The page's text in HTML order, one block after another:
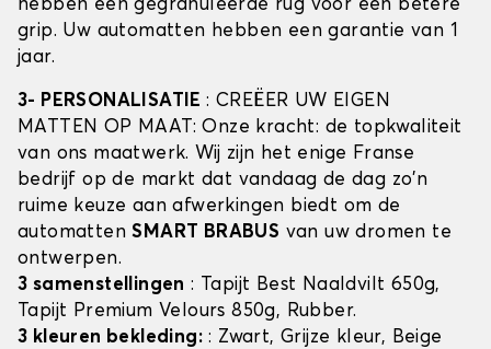
hebben een gegranuleerde rug voor een betere
grip. Uw automatten hebben een garantie van 1
jaar.
3- PERSONALISATIE: CREËER UW EIGEN
MATTEN OP MAAT: Onze kracht: de topkwaliteit
van ons maatwerk. Wij zijn het enige Franse
bedrijf op de markt dat vandaag de dag zo'n
ruime keuze aan afwerkingen biedt om de
automattenSMART BRABUS van uw dromen te
ontwerpen.
3 samenstellingen : Tapijt Best Naaldvilt 650g,
Tapijt Premium Velours 850g, Rubber.
3 kleuren bekleding: : Zwart, Grijze kleur, Beige